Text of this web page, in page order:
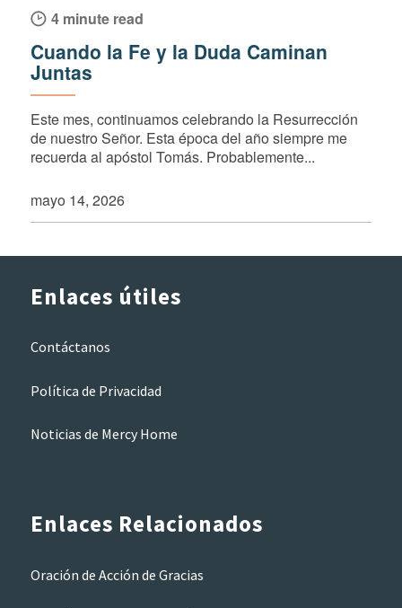
4 minute read
Cuando la Fe y la Duda Caminan
Juntas
Este mes, continuamos celebrando la Resurrección
de nuestro Señor. Esta época del año siempre me
recuerda al apóstol Tomás. Probablemente...
mayo 14, 2026
Enlaces útiles
Contáctanos
Política de Privacidad
Noticias de Mercy Home
Enlaces Relacionados
Oración de Acción de Gracias